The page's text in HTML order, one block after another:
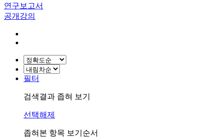
연구보고서
공개강의
필터
검색결과 좁혀 보기
선택해제
좁혀본 항목 보기순서